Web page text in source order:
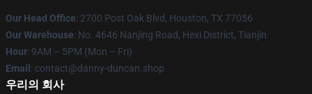
Our Head Office: 2700 Post Oak Blvd, Houston, TX 77056
Our Warehouse: No. 4646 Nanjing Road, Hexi District, Tianjin
Hour: 9AM – 5PM (Mon – Fri)
Email : contact@danny-duncan.shop
우리의 회사